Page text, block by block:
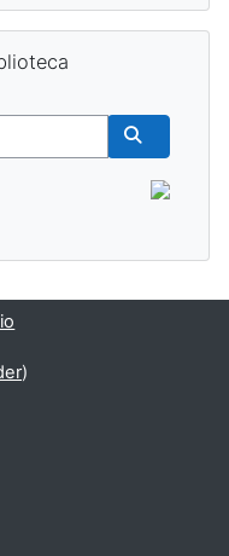
Buscar
)